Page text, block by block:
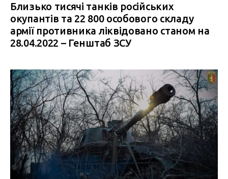
Близько тисячі танків російських
окупантів та 22 800 особового складу
армії противника ліквідовано станом на
28.04.2022 – Генштаб ЗСУ